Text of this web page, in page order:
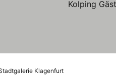
Klagenfurt